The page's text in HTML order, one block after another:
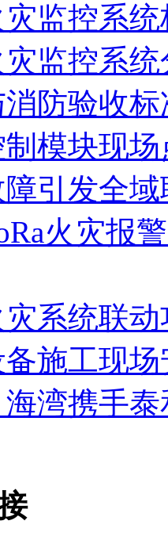
监控系
监控系
防验收标
模块现
引发全
火灾报
系统联
施工现
湾携手